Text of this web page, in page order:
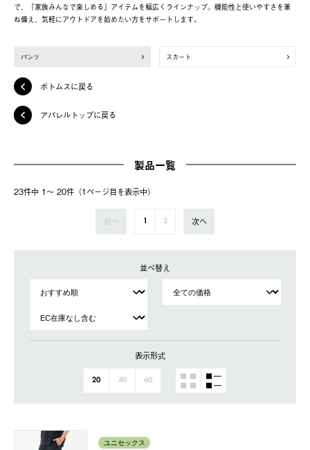
で、「家族みんなで楽しめる」アイテムを幅広くラインナップ。機能性と使いやすさを兼
ね備え、気軽にアウトドアを始めたい方をサポートします。
パンツ スカート
ボトムスに戻る
アパレルトップに戻る
製品一覧
23件中 1〜 20件（1ページ⽬を表⽰中）
前へ 1 2 次へ
並べ替え
表示形式
20 40 60
ユニセックス